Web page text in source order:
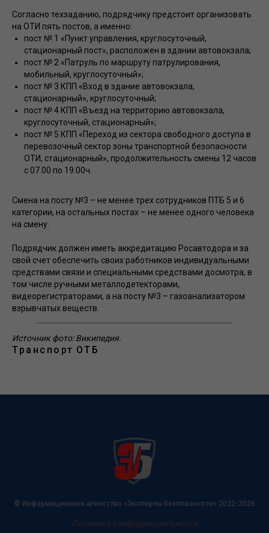
Согласно техзаданию, подрядчику предстоит организовать
на ОТИ пять постов, а именно:
пост № 1 «Пункт управления, круглосуточный,
стационарный пост», расположен в здании автовокзала;
пост № 2 «Патруль по маршруту патрулирования,
мобильный, круглосуточный»;
пост № 3 КПП «Вход в здание автовокзала,
стационарный», круглосуточный;
пост № 4 КПП «Въезд на территорию автовокзала,
круглосуточный, стационарный»;
пост № 5 КПП «Переход из сектора свободного доступа в
перевозочный сектор зоны транспортной безопасности
ОТИ, стационарный», продолжительность смены 12 часов
с 07.00 по 19.00ч.
Смена на посту №3 – не менее трех сотрудников ПТБ 5 и 6
категории, на остальных постах – не менее одного человека
на смену.
Подрядчик должен иметь аккредитацию Росавтодора и за
свой счет обеспечить своих работников индивидуальными
средствами связи и специальными средствами досмотра, в
том числе ручными металлодетекторами,
видеорегистраторами, а на посту №3 – газоанализатором
взрывчатых веществ.
Источник фото: Википедия.
Транспорт ОТБ
© Информационное агентство «Эксперты безопасности» 2022-2026
Политика конфиденциальности